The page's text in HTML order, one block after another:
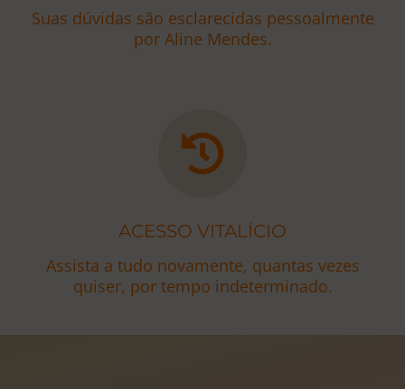
Suas dúvidas são esclarecidas pessoalmente
por Aline Mendes.
ACESSO VITALÍCIO
Assista a tudo novamente, quantas vezes
quiser, por tempo indeterminado.